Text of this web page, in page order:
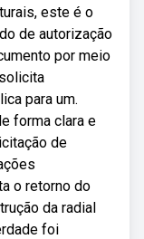
este é o
de autorização
por meio
para um.
forma clara e
de
o retorno do
da radial
foi